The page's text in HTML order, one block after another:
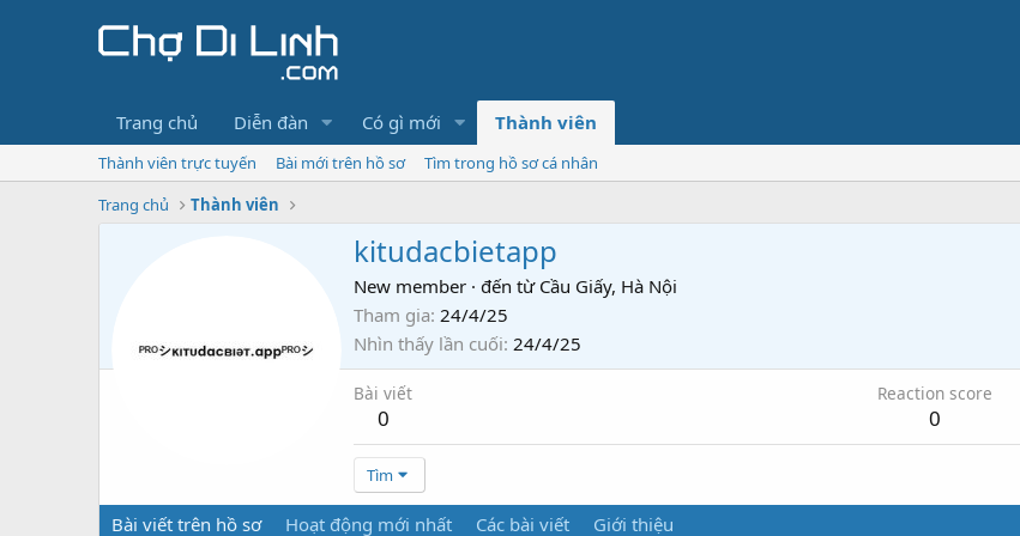
Trang chủ Diễn đàn Có gì mới Thành viên
Thành viên trực tuyến Bài mới trên hồ sơ
Tìm trong hồ sơ cá nhân
Trang chủ
Thành viên
kitudacbietapp
New member · đến từ Cầu Giấy, Hà Nội
Tham gia 24/4/25
Nhìn thấy lần cuối 24/4/25
Bài viết
0
Reaction score
0
Tìm
Bài viết trên hồ sơ Hoạt động mới nhất Các bài viết Giới thiệu